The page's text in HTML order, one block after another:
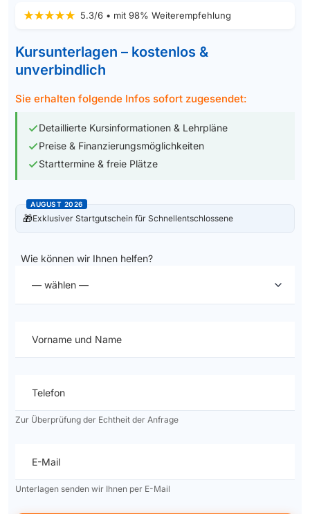
5.3/6 • mit 98% Weiterempfehlung
Kursunterlagen – kostenlos &
unverbindlich
Sie erhalten folgende Infos sofort zugesendet:
Detaillierte Kursinformationen & Lehrpläne
Preise & Finanzierungsmöglichkeiten
Starttermine & freie Plätze
AUGUST 2026
🎁Exklusiver Startgutschein für Schnellentschlossene
Wie können wir Ihnen helfen?
— wählen —
Vorname und Name
Telefon
Zur Überprüfung der Echtheit der Anfrage
E-Mail
Unterlagen senden wir Ihnen per E-Mail